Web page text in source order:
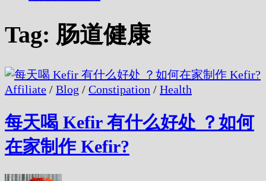
Tag: 肠道健康
Affiliate / Blog / Constipation / Health
每天喝 Kefir 有什么好处 ？如何
在家制作 Kefir?